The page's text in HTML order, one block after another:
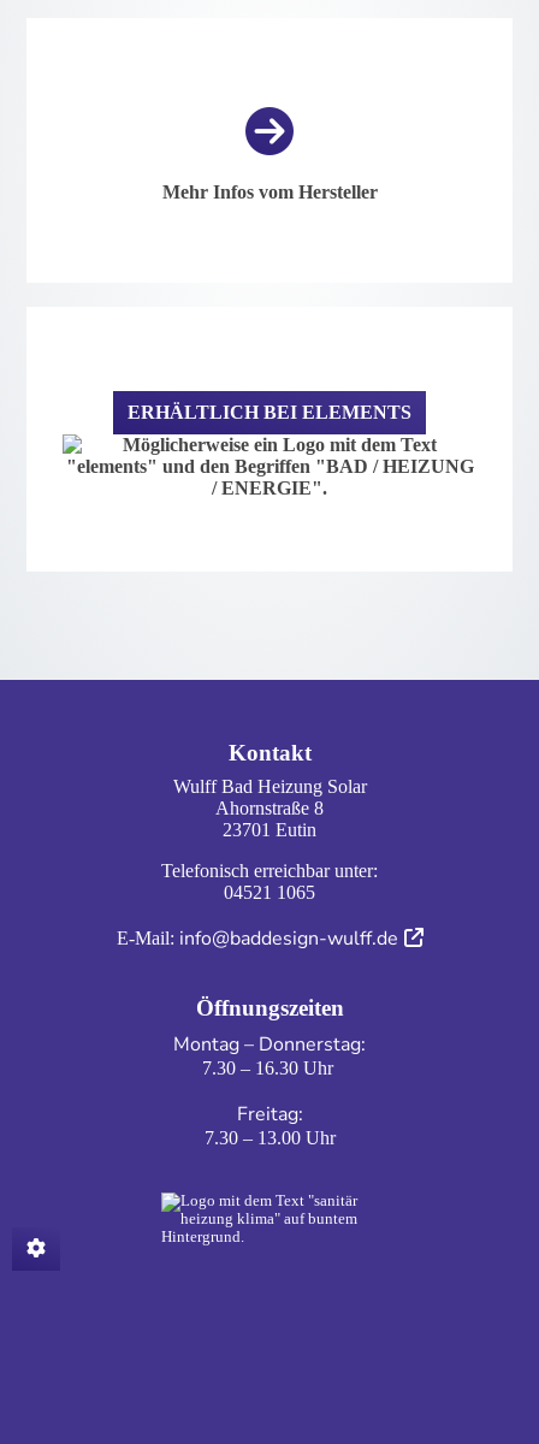
Mehr Infos vom Hersteller
ERHÄLTLICH BEI ELEMENTS
FOOTER - KONTAKTDATEN UND
Kontakt
Wulff Bad Heizung Solar
Ahornstraße 8
23701 Eutin
Telefonisch erreichbar unter:
04521 1065
E-Mail: info@baddesign-wulff.de
Öffnungszeiten
Montag – Donnerstag:
7.30 – 16.30 Uhr
Freitag:
7.30 – 13.00 Uhr